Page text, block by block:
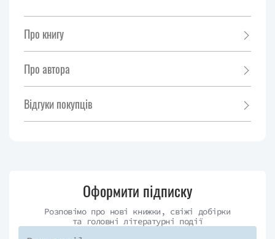
Про книгу
Про автора
Відгуки покупців
Оформити підписку
Розповімо про нові книжки, свіжі добірки
та головні літературні події